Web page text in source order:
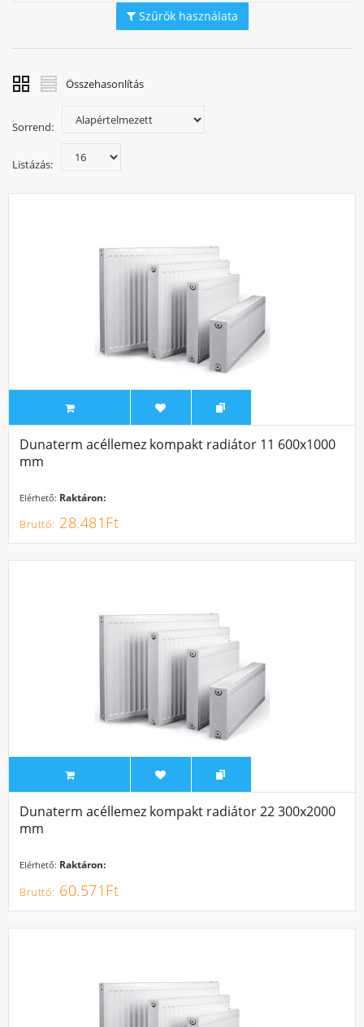
Sok bosszúságtól megkíméli magát, ha vásárlás előtt
szakember véleményét kéri. Az acéllemez radiátorok
kiválasztásánál a szélesség és hosszúság mellett fontos a
háromsoros), mivel ez meghatározza a teljesítményt, azaz a
esetén pedig arra érdemes odafigyelni, hogy
kötéstávolságuk nem egyezik meg az acéllemez radiátorok
A Szerelvényáruház webshopjában megtalálhatja a
Szűrők használata
Összehasonlítás
Sorrend:
Listázás:
Dunaterm acéllemez kompakt radiátor 11 600x1000
mm
Elérhető: Raktáron:
28.481Ft
Dunaterm acéllemez kompakt radiátor 22 300x2000
mm
Elérhető: Raktáron:
60.571Ft